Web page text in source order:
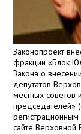
Законопроект
фракции «Блок
Закона о
депутатов
местных советов
председателей»
сайте Верховной